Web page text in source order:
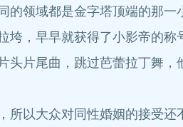
领域都是金字塔顶端的那一
，早早就获得了小影帝的称
片尾曲，跳过芭蕾拉丁舞，
以大众对同性婚姻的接受还